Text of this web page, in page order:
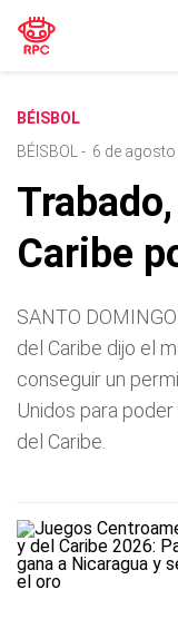
BÉISBOL
BÉISBOL
- 6 de agosto
Caribe
SANTO
del Caribe dijo el
conseguir un
Unidos para
del Caribe.